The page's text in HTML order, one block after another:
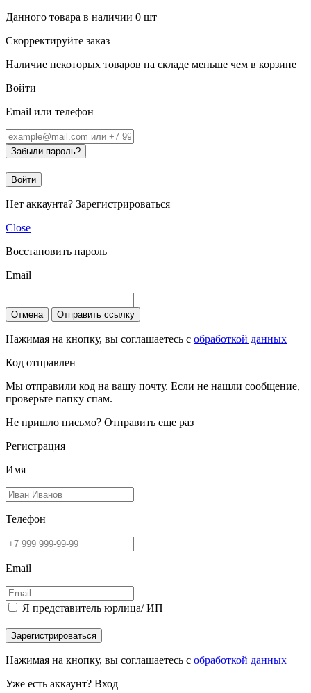
Данного товара в наличии 0 шт
Скорректируйте заказ
Наличие некоторых товаров на складе меньше чем в корзине
Войти
Email или телефон
Забыли пароль?
Войти
Нет аккаунта? Зарегистрироваться
Close
Восстановить пароль
Email
Отмена Отправить ссылку
Нажимая на кнопку, вы соглашаетесь с обработкой данных
Код отправлен
Мы отправили код на вашу почту. Если не нашли сообщение,
проверьте папку спам.
Не пришло письмо? Отправить еще раз
Регистрация
Имя
Телефон
Email
Я представитель юрлица/ ИП
Зарегистрироваться
Нажимая на кнопку, вы соглашаетесь с обработкой данных
Уже есть аккаунт? Вход